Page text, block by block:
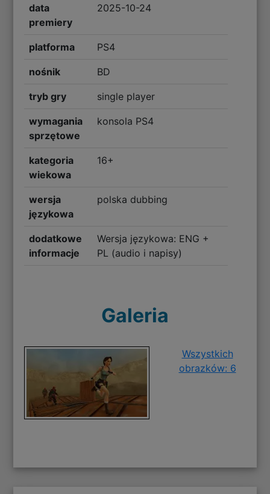
data
premiery
2025-10-24
platforma PS4
nośnik BD
tryb gry single player
wymagania
sprzętowe
konsola PS4
kategoria
wiekowa
16+
wersja
językowa
polska dubbing
dodatkowe
informacje
Wersja językowa: ENG +
PL (audio i napisy)
Galeria
Wszystkich
obrazków: 6